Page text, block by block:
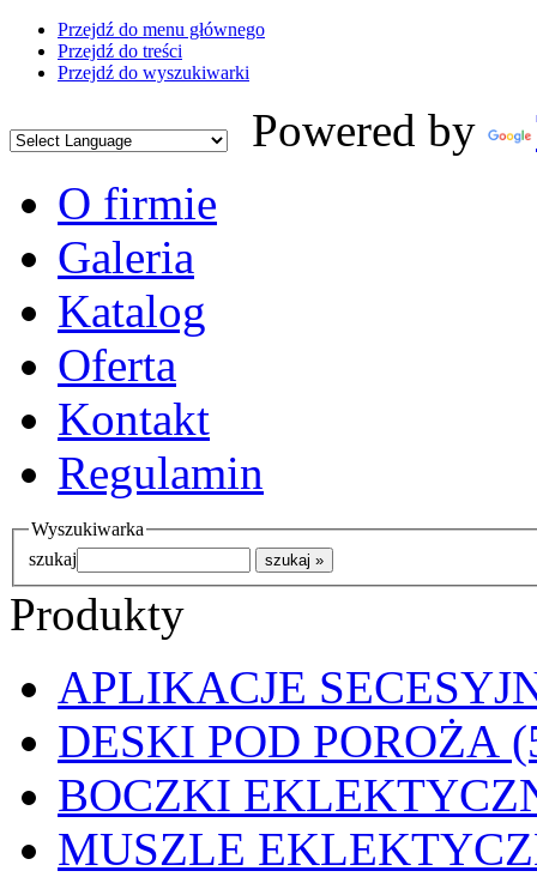
Przejdź do menu głównego
Przejdź do treści
Przejdź do wyszukiwarki
Powered by
O firmie
Galeria
Katalog
Oferta
Kontakt
Regulamin
Wyszukiwarka
szukaj
Produkty
APLIKACJE
DESKI POD POROŻA
BOCZKI
MUSZLE